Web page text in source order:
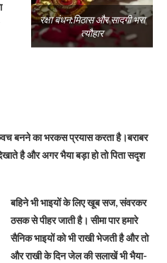
रक्षा बंधन:मिठास और सादगी भरा
त्यौहार
बनने का भरकस प्रयास करता है।बराबर
है और अगर भैया बड़ा हो तो पिता सदृश
बहिने भी भाइयों के लिए खूब सज, संवरकर
ठसक से पीहर जाती है। सीमा पार हमारे
सैनिक भाइयों को भी राखी भेजती है और तो
और राखी के दिन जेल की सलाखें भी भैया-